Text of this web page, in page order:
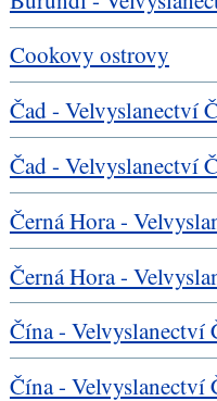
Cookovy ostrovy
Čad - Velvyslanectví
Čad - Velvyslanectví
Černá Hora -
Černá Hora -
Čína -
Čína -